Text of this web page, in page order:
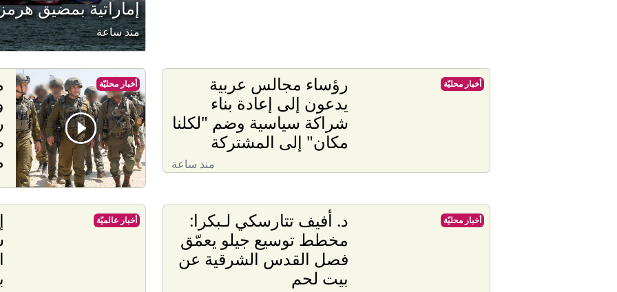
إماراتية بمضيق
منذ ساعة
رؤساء مجالس عربية
يدعون إلى إعادة بناء
شراكة سياسية وضم "لكلنا
مكان" إلى المشتركة
منذ ساعة
أخبار محليّة أخبار محليّة
د. أفيف تتارسكي لـبكرا:
مخطط توسيع جيلو يعمّق
فصل القدس الشرقية عن
بيت لحم
أخبار محليّة أخبار عالميّة